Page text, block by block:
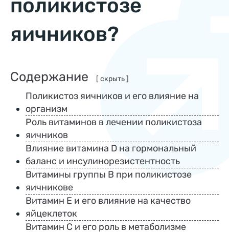
поликистозе
яичников?
Содержание [ скрыть ]
Поликистоз яичников и его влияние на
организм
Роль витаминов в лечении поликистоза
яичников
Влияние витамина D на гормональный
баланс и инсулинорезистентность
Витамины группы B при поликистозе
яичникове
Витамин E и его влияние на качество
яйцеклеток
Витамин C и его роль в метаболизме